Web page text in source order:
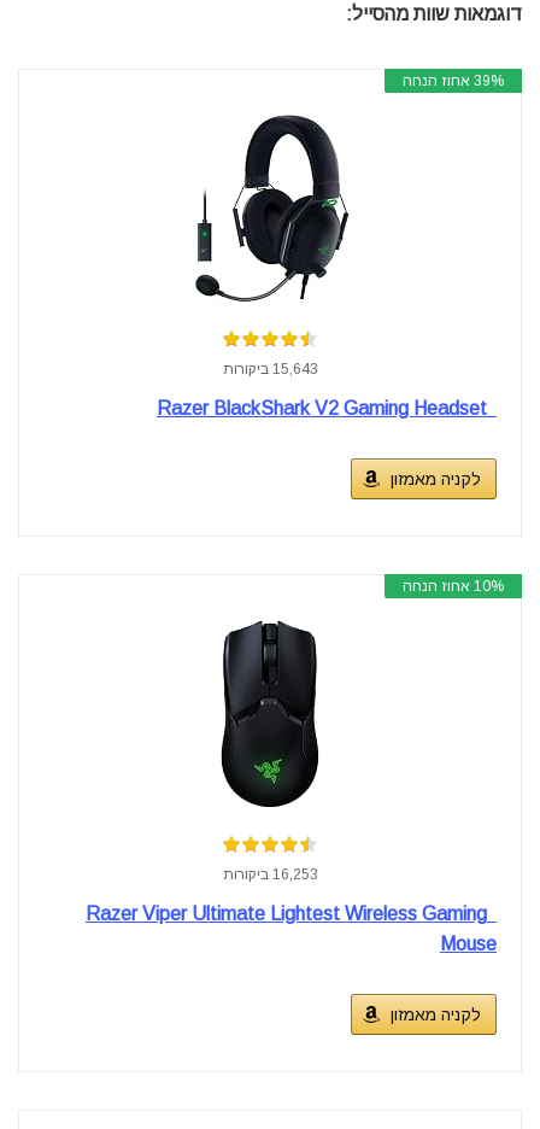
דוגמאות שוות מהסייל:
39% אחוז הנחה
15,643 ביקורות
לקניה מאמזון
10% אחוז הנחה
16,253 ביקורות
Razer Viper Ultimate Lightest Wireless Gaming
Mouse
לקניה מאמזון